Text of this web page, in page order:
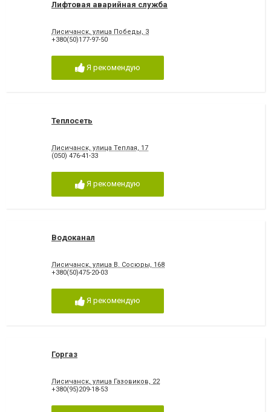
Лифтовая аварийная служба
Лисичанск, улица Победы, 3
+380(50)177-97-50
Я рекомендую
Теплосеть
Лисичанск, улица Теплая, 17
(050) 476-41-33
Я рекомендую
Водоканал
Лисичанск, улица В. Сосюры, 168
+380(50)475-20-03
Я рекомендую
Горгаз
Лисичанск, улица Газовиков, 22
+380(95)209-18-53